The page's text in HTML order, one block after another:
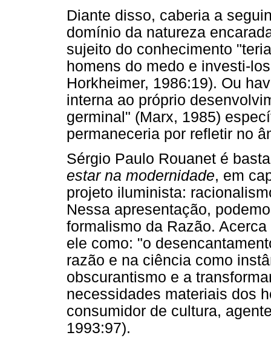
Diante disso, caberia a
domínio da natureza
sujeito do conhecimento
homens do medo e investi-
Horkheimer, 1986:19). Ou
interna ao próprio
germinal" (Marx, 1985)
permaneceria por refletir no
Sérgio Paulo Rouanet é
estar na modernidade, em
projeto iluminista:
Nessa apresentação,
formalismo da Razão.
ele como: "o
razão e na ciência como
obscurantismo e a
necessidades materiais dos
consumidor de cultura,
1993:97).